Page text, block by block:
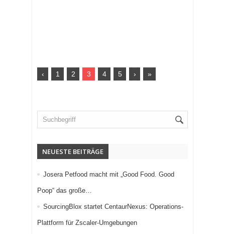
‹ 1 2 3 4 5 › »
NEUESTE BEITRÄGE
Josera Petfood macht mit „Good Food. Good
Poop“ das große…
SourcingBlox startet CentaurNexus: Operations-
Plattform für Zscaler-Umgebungen